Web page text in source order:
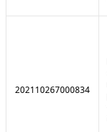
202110267000834